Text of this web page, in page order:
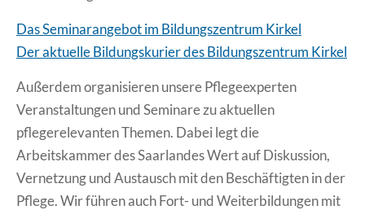
Das Seminarangebot im Bildungszentrum Kirkel
Der aktuelle Bildungskurier des Bildungszentrum Kirkel
Außerdem organisieren unsere Pflegeexperten
Veranstaltungen und Seminare zu aktuellen
pflegerelevanten Themen. Dabei legt die
Arbeitskammer des Saarlandes Wert auf Diskussion,
Vernetzung und Austausch mit den Beschäftigten in der
Pflege. Wir führen auch Fort- und Weiterbildungen mit